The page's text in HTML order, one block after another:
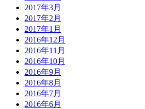
2017年3月
2017年2月
2017年1月
2016年12月
2016年11月
2016年10月
2016年9月
2016年8月
2016年7月
2016年6月